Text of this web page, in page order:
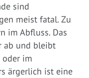
sind
meist fatal. Zu
im Abfluss. Das
ab und bleibt
oder im
ärgerlich ist eine